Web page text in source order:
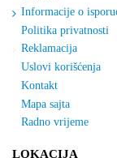
Informacije o
Politika privatnosti
Reklamacija
Uslovi korišćenja
Kontakt
Mapa sajta
Radno vrijeme
LOKACIJA